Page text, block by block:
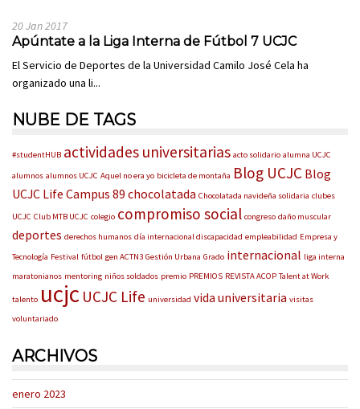
20 Jan 2017
Apúntate a la Liga Interna de Fútbol 7 UCJC
El Servicio de Deportes de la Universidad Camilo José Cela ha
organizado una li...
NUBE DE TAGS
#studentHUB actividades universitarias acto solidario alumna UCJC
alumnos alumnos UCJC Aquel no era yo bicicleta de montaña Blog UCJC Blog
UCJC Life Campus 89 chocolatada Chocolatada navideña solidaria clubes
UCJC Club MTB UCJC colegio compromiso social congreso daño muscular
deportes derechos humanos día internacional discapacidad empleabilidad Empresa y
Tecnología Festival fútbol gen ACTN3 Gestión Urbana Grado internacional liga interna
maratonianos mentoring niños soldados premio PREMIOS REVISTA ACOP Talent at Work
talento ucjc UCJC Life universidad vida universitaria visitas
voluntariado
ARCHIVOS
enero 2023